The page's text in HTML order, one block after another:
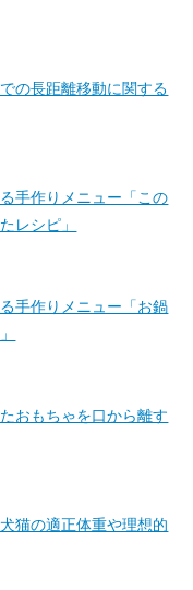
の長距離移動に関する
手作りメニュー「この
レシピ」
手作りメニュー「お鍋
おもちゃを口から離す
猫の適正体重や理想的